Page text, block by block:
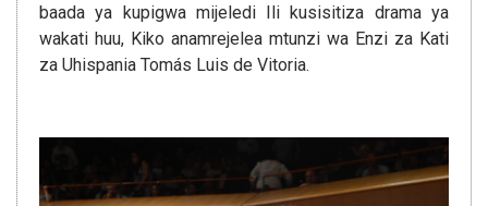
baada ya kupigwa mijeledi Ili kusisitiza drama ya
wakati huu, Kiko anamrejelea mtunzi wa Enzi za Kati
za Uhispania Tomás Luis de Vitoria.